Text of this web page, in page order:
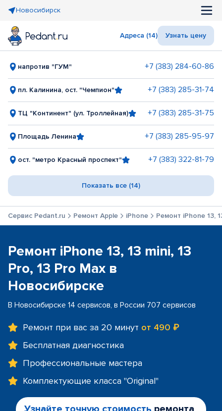
Новосибирск
Адреса (14) Узнать цену
напротив "ГУМ" +7 (383) 284-60-86
пл. Калинина, ост. "Чемпион" +7 (383) 285-31-74
ТЦ "Континент" (ул. Троллейная) +7 (383) 285-31-75
Площадь Ленина +7 (383) 285-95-97
ост. "метро Красный проспект" +7 (383) 322-81-79
Показать все (14)
Сервис Pedant.ru Ремонт Apple iPhone Ремонт iPhone 13,
Ремонт iPhone 13, 13 mini, 13
Pro, 13 Pro Max в
Новосибирске
В Новосибирске 14 сервисов, в России 707 сервисов
Ремонт при вас за 20 минут от 490 ₽
Бесплатная диагностика
Профессиональные мастера
Комплектующие класса "Original"